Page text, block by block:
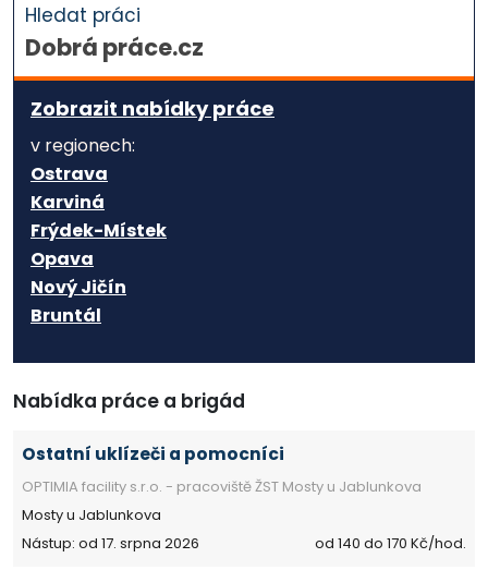
Hledat práci
Dobrá práce.cz
Zobrazit nabídky práce
v regionech:
Ostrava
Karviná
Frýdek-Místek
Opava
Nový Jičín
Bruntál
Nabídka práce a brigád
Ostatní uklízeči a pomocníci
OPTIMIA facility s.r.o. - pracoviště ŽST Mosty u Jablunkova
Mosty u Jablunkova
Nástup: od 17. srpna 2026
od 140 do 170 Kč/hod.